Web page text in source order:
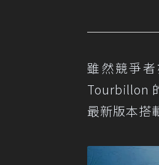
雖然競爭
Tourbillon
最新版本搭